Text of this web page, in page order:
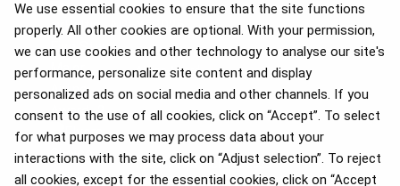
We use essential cookies to ensure that the site functions
properly. All other cookies are optional. With your permission,
we can use cookies and other technology to analyse our site's
performance, personalize site content and display
personalized ads on social media and other channels. If you
consent to the use of all cookies, click on “Accept”. To select
for what purposes we may process data about your
interactions with the site, click on “Adjust selection”. To reject
all cookies, except for the essential cookies, click on “Accept
APEX 2026 Five Star Major
Airline Award
Премия Flyers' Choice 2025